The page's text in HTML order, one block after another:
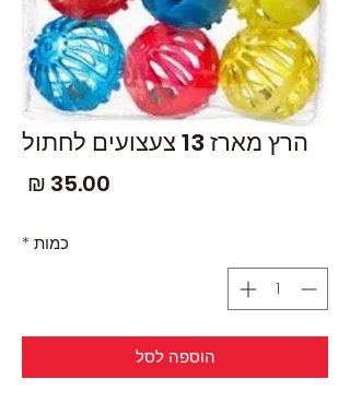
הרץ מארז 13 צעצועים לחתול
כמות *
הוספה לסל